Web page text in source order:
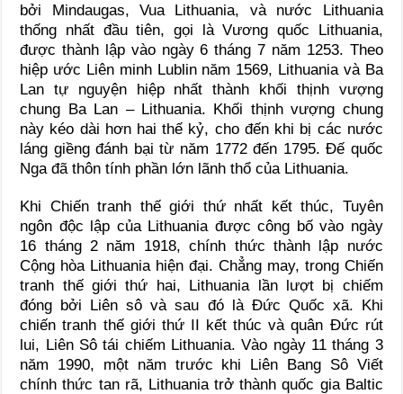
bởi Mindaugas, Vua Lithuania, và nước Lithuania
thống nhất đầu tiên, gọi là Vương quốc Lithuania,
được thành lập vào ngày 6 tháng 7 năm 1253. Theo
hiệp ước Liên minh Lublin năm 1569, Lithuania và Ba
Lan tự nguyện hiệp nhất thành khối thịnh vượng
chung Ba Lan – Lithuania. Khối thịnh vượng chung
này kéo dài hơn hai thế kỷ, cho đến khi bị các nước
láng giềng đánh bại từ năm 1772 đến 1795. Đế quốc
Nga đã thôn tính phần lớn lãnh thổ của Lithuania.
Khi Chiến tranh thế giới thứ nhất kết thúc, Tuyên
ngôn độc lập của Lithuania được công bố vào ngày
16 tháng 2 năm 1918, chính thức thành lập nước
Cộng hòa Lithuania hiện đại. Chẳng may, trong Chiến
tranh thế giới thứ hai, Lithuania lần lượt bị chiếm
đóng bởi Liên sô và sau đó là Đức Quốc xã. Khi
chiến tranh thế giới thứ II kết thúc và quân Đức rút
lui, Liên Sô tái chiếm Lithuania. Vào ngày 11 tháng 3
năm 1990, một năm trước khi Liên Bang Sô Viết
chính thức tan rã, Lithuania trở thành quốc gia Baltic